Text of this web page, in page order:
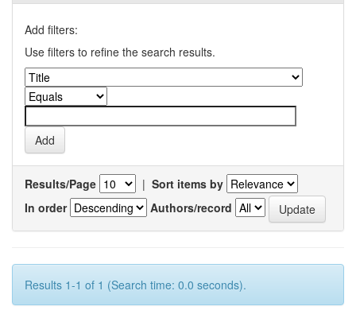
Add filters:
Use filters to refine the search results.
Results/Page | Sort items by
In order
Authors/record
Results 1-1 of 1 (Search time: 0.0 seconds).